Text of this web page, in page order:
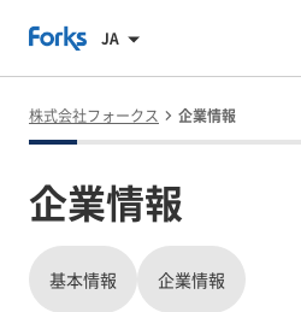
JA
株式会社フォークス 企業情報
企業情報
基本情報 企業情報